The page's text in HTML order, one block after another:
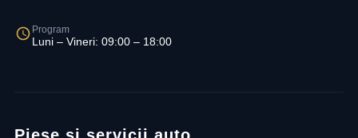
Program
Luni – Vineri: 09:00 – 18:00